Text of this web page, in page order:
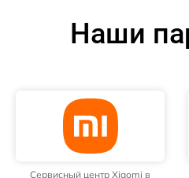
Наши
Сервисный центр Xiaomi в